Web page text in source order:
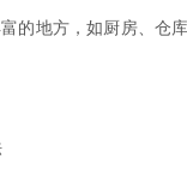
的地方，如厨房、仓